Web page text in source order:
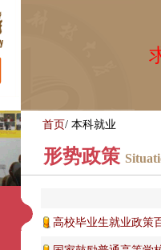
首页/ 本科就业
形势政策
高校毕业生就业政策